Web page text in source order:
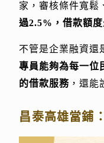
家，審核條件寬鬆
過2.5%，借款額度
不管是企業融資還
專員能夠為每一位
的借款服務 ，還能
昌泰高雄當鋪